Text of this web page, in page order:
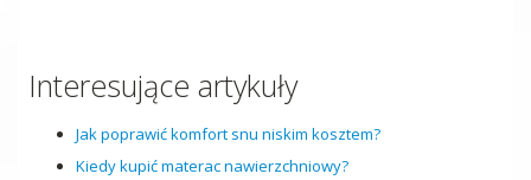
Interesujące artykuły
Jak poprawić komfort snu niskim kosztem?
Kiedy kupić materac nawierzchniowy?